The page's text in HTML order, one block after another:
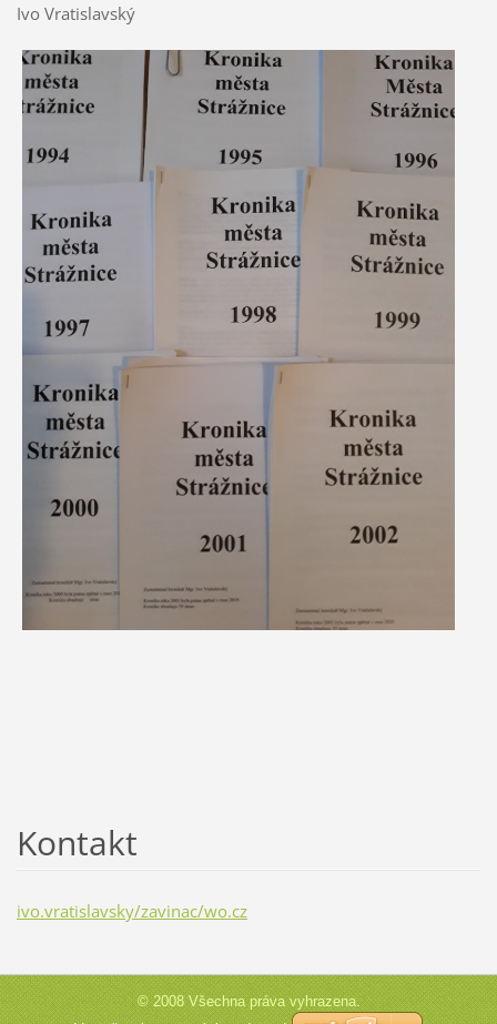
Ivo Vratislavský
Kontakt
ivo.vratislavsky/zavinac/wo.cz
© 2008 Všechna práva vyhrazena.